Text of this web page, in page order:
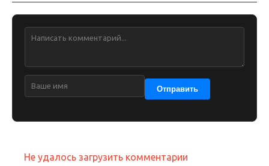
Отправить
Не удалось загрузить комментарии